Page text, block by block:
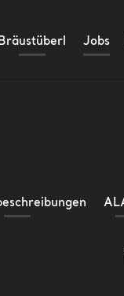
Bräustüberl Jobs